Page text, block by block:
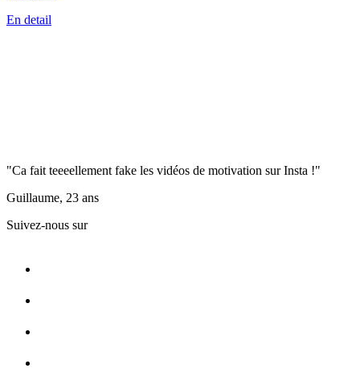
En detail
"Ca fait teeeellement fake les vidéos de motivation sur Insta !"
Guillaume, 23 ans
Suivez-nous sur